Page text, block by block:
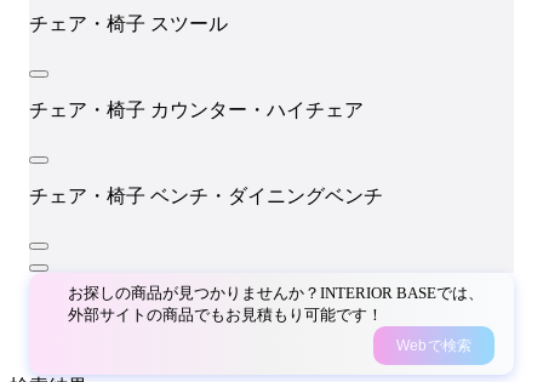
チェア・椅子 スツール
チェア・椅子 カウンター・ハイチェア
チェア・椅子 ベンチ・ダイニングベンチ
お探しの商品が見つかりませんか？INTERIOR BASEでは、
外部サイトの商品でもお見積もり可能です！
Webで検索